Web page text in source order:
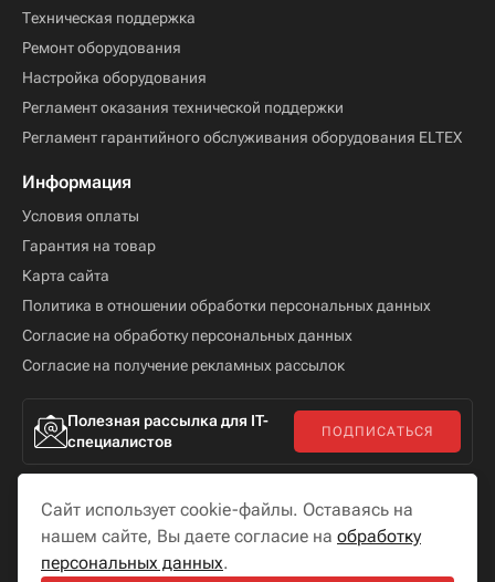
Техническая поддержка
Ремонт оборудования
Настройка оборудования
Регламент оказания технической поддержки
Регламент гарантийного обслуживания оборудования ELTEX
Информация
Условия оплаты
Гарантия на товар
Карта сайта
Политика в отношении обработки персональных данных
Согласие на обработку персональных данных
Согласие на получение рекламных рассылок
Полезная рассылка для IT-
специалистов
ПОДПИСАТЬСЯ
Мы в соцсетях
Сайт использует cookie-файлы. Оставаясь на
нашем сайте, Вы даете согласие на обработку
персональных данных.